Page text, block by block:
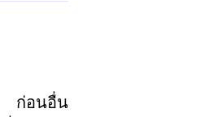
ก่อนอื่น